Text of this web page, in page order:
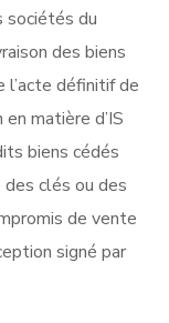
sociétés du
des biens
l’acte définitif de
matière d’IS
biens cédés
clés ou des
de vente
signé par